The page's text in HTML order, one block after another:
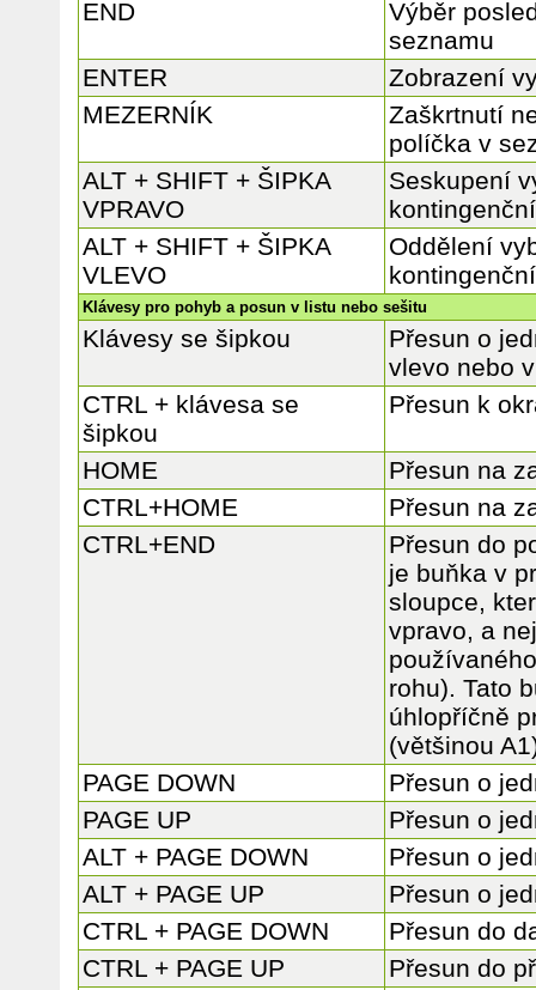
END
Výběr
seznamu
ENTER
Zobrazení
MEZERNÍK
Zaškrtnutí
políčka v
ALT + SHIFT + ŠIPKA
VPRAVO
Seskupení
ALT + SHIFT + ŠIPKA
VLEVO
Oddělení
Klávesy pro pohyb a posun v listu nebo sešitu
Klávesy se šipkou
Přesun o
vlevo nebo
CTRL + klávesa se
šipkou
Přesun k
HOME
Přesun na
CTRL+HOME
Přesun na
CTRL+END
Přesun do
je buňka v
sloupce,
vpravo, a
rohu). Tato
úhlopříčně
(většinou
PAGE DOWN
Přesun o
PAGE UP
Přesun o
ALT + PAGE DOWN
Přesun o
ALT + PAGE UP
Přesun o
CTRL + PAGE DOWN
Přesun do
CTRL + PAGE UP
Přesun do